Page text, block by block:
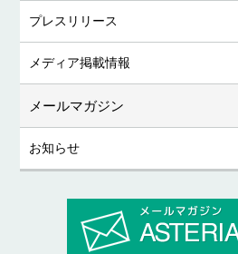
プレスリリース
メディア掲載情報
メールマガジン
お知らせ